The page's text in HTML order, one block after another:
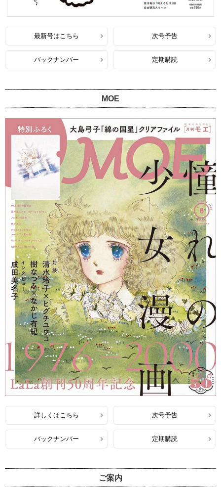
最新号はこちら 次号予告
バックナンバー 定期購読
MOE
詳しくはこちら 次号予告
バックナンバー 定期購読
ご案内